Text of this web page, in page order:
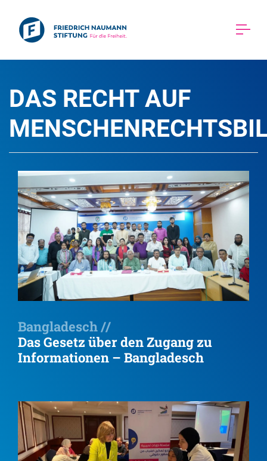
DAS RECHT AUF
Bangladesch //
Das Gesetz über den Zugang zu
Informationen – Bangladesch